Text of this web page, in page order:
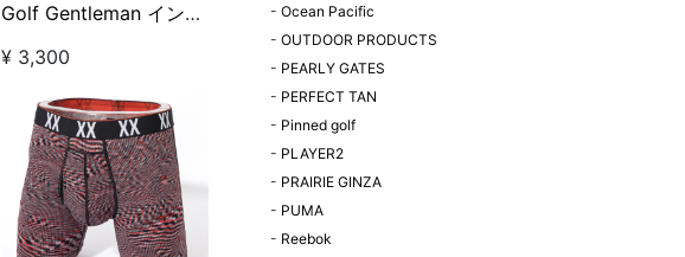
Golf Gentleman インス
ブ-左手用 / ライトブル
ー【GO/LOOK!限定販
売】
¥ 3,300
- Ocean Pacific
- OUTDOOR PRODUCTS
- PEARLY GATES
- PERFECT TAN
- Pinned golf
- PLAYER2
- PRAIRIE GINZA
- PUMA
- Reebok